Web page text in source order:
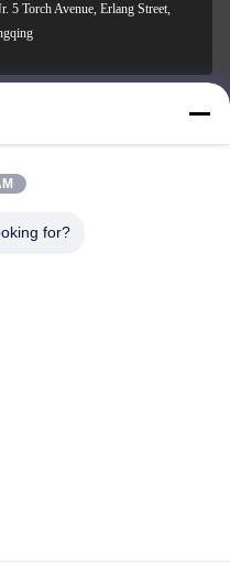
5 Torch Avenue, Erlang Street,
for?